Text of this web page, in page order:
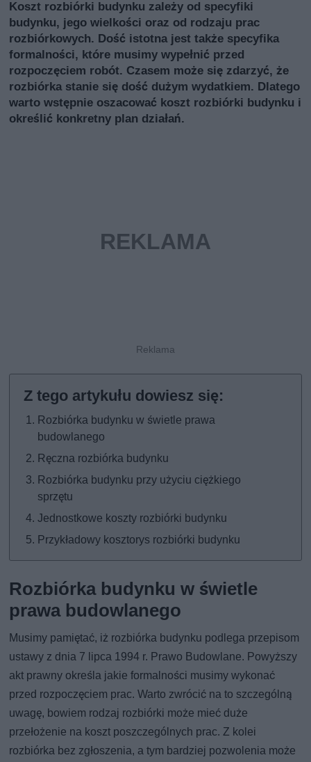
Koszt rozbiórki budynku zależy od specyfiki
budynku, jego wielkości oraz od rodzaju prac
rozbiórkowych. Dość istotna jest także specyfika
formalności, które musimy wypełnić przed
rozpoczęciem robót. Czasem może się zdarzyć, że
rozbiórka stanie się dość dużym wydatkiem. Dlatego
warto wstępnie oszacować koszt rozbiórki budynku i
określić konkretny plan działań.
Rozbiórka budynku w świetle prawa
budowlanego
Ręczna rozbiórka budynku
Rozbiórka budynku przy użyciu ciężkiego
sprzętu
Jednostkowe koszty rozbiórki budynku
Przykładowy kosztorys rozbiórki budynku
Rozbiórka budynku w świetle
prawa budowlanego
Musimy pamiętać, iż rozbiórka budynku podlega przepisom
ustawy z dnia 7 lipca 1994 r. Prawo Budowlane. Powyższy
akt prawny określa jakie formalności musimy wykonać
przed rozpoczęciem prac. Warto zwrócić na to szczególną
uwagę, bowiem rodzaj rozbiórki może mieć duże
przełożenie na koszt poszczególnych prac. Z kolei
rozbiórka bez zgłoszenia, a tym bardziej pozwolenia może